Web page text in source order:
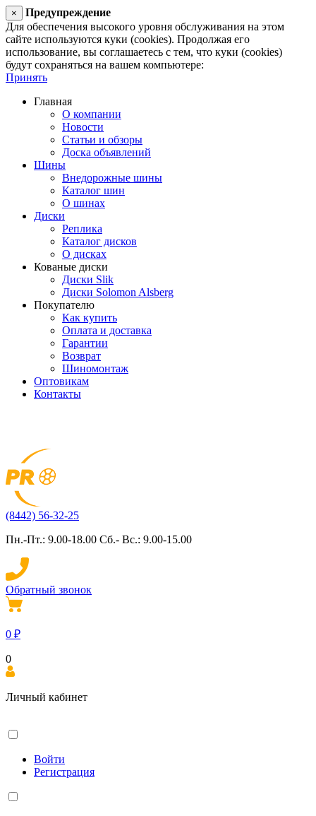
×
Предупреждение
Для обеспечения высокого уровня обслуживания на этом
сайте используются куки (cookies). Продолжая его
использование, вы соглашаетесь с тем, что куки (cookies)
будут сохраняться на вашем компьютере:
Принять
Главная
О компании
Новости
Статьи и обзоры
Доска объявлений
Шины
Внедорожные шины
Каталог шин
О шинах
Диски
Реплика
Каталог дисков
О дисках
Кованые диски
Диски Slik
Диски Solomon Alsberg
Покупателю
Как купить
Оплата и доставка
Гарантии
Возврат
Шиномонтаж
Оптовикам
Контакты
(8442) 56-32-25
Пн.-Пт.: 9.00-18.00 Сб.- Вс.: 9.00-15.00
Обратный звонок
0 ₽
0
Личный кабинет
Войти
Регистрация